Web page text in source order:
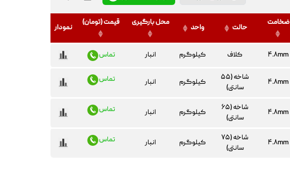
ضخامت
حالت واحد
محل بارگیری قیمت (تومان)
نمودار
۴.۸mm کلاف کیلوگرم انبار تماس
۴.۸mm
شاخه (۵۵
سانتی)
کیلوگرم انبار تماس
۴.۸mm
شاخه (۶۵
سانتی)
کیلوگرم انبار تماس
۴.۸mm
شاخه (۷۵
سانتی)
کیلوگرم انبار تماس